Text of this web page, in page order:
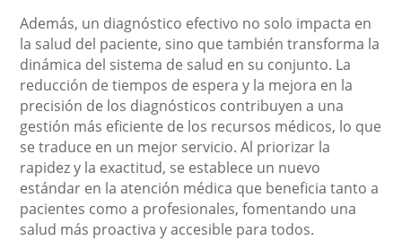
Además, un diagnóstico efectivo no solo impacta en
la salud del paciente, sino que también transforma la
dinámica del sistema de salud en su conjunto. La
reducción de tiempos de espera y la mejora en la
precisión de los diagnósticos contribuyen a una
gestión más eficiente de los recursos médicos, lo que
se traduce en un mejor servicio. Al priorizar la
rapidez y la exactitud, se establece un nuevo
estándar en la atención médica que beneficia tanto a
pacientes como a profesionales, fomentando una
salud más proactiva y accesible para todos.